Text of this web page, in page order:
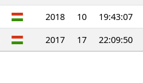
2018 10
19:43:07
2017 17 22:09:50